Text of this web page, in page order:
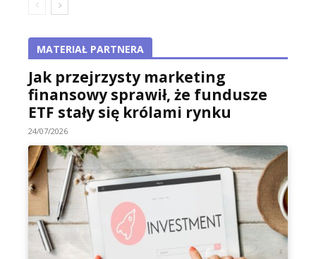
MATERIAŁ PARTNERA
Jak przejrzysty marketing
finansowy sprawił, że fundusze
ETF stały się królami rynku
24/07/2026